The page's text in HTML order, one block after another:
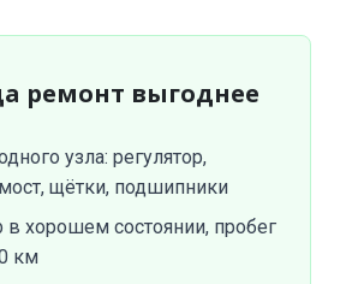
ремонт выгоднее
узла: регулятор,
щётки, подшипники
в хорошем состоянии, пробег
км